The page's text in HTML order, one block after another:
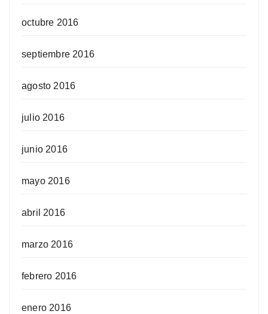
octubre 2016
septiembre 2016
agosto 2016
julio 2016
junio 2016
mayo 2016
abril 2016
marzo 2016
febrero 2016
enero 2016